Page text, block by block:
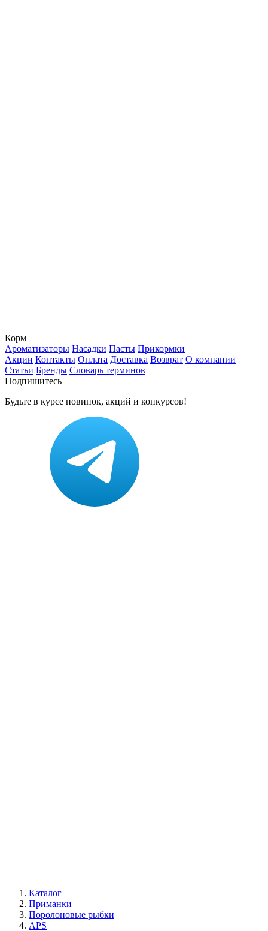
Корм
Ароматизаторы Насадки Пасты Прикормки
Акции Контакты Оплата Доставка Возврат О компании
Статьи Бренды Словарь терминов
Подпишитесь
Будьте в курсе новинок, акций и конкурсов!
Каталог
Приманки
Поролоновые рыбки
APS